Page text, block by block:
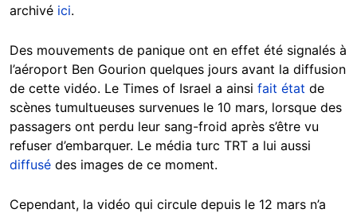
archivé ici.
Des mouvements de panique ont en effet été signalés à
l’aéroport Ben Gourion quelques jours avant la diffusion
de cette vidéo. Le Times of Israel a ainsi fait état de
scènes tumultueuses survenues le 10 mars, lorsque des
passagers ont perdu leur sang-froid après s’être vu
refuser d’embarquer. Le média turc TRT a lui aussi
diffusé des images de ce moment.
Cependant, la vidéo qui circule depuis le 12 mars n’a